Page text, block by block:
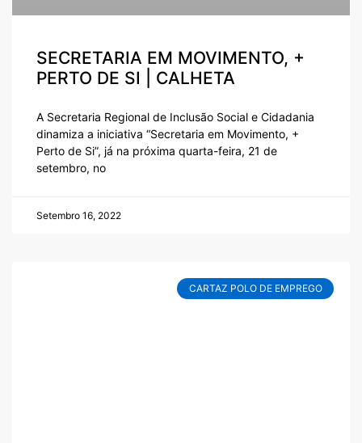
SECRETARIA EM MOVIMENTO, +
PERTO DE SI | CALHETA
A Secretaria Regional de Inclusão Social e Cidadania
dinamiza a iniciativa “Secretaria em Movimento, +
Perto de Si”, já na próxima quarta-feira, 21 de
setembro, no
Setembro 16, 2022
CARTAZ POLO DE EMPREGO